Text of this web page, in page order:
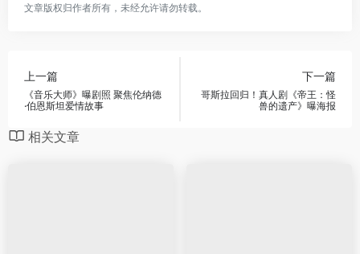
文章版权归作者所有，未经允许请勿转载。
上一篇
《音乐大师》曝剧照 聚焦伦纳德
·伯恩斯坦爱情故事
下一篇
哥斯拉回归！真人剧《帝王：怪
兽的遗产》曝海报
相关文章